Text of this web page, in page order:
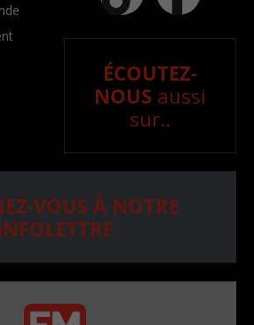
ÉCOUTEZ-
NOUS aussi
sur..
VOUS À NOTRE